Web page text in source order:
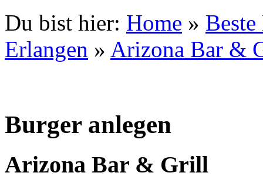
Du bist hier: Home »
Erlangen » Arizona Bar &
Burger anlegen
Arizona Bar & Grill